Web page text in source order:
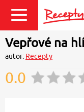
Přihlásit se
Vepřové na
autor: Recepty
0.0